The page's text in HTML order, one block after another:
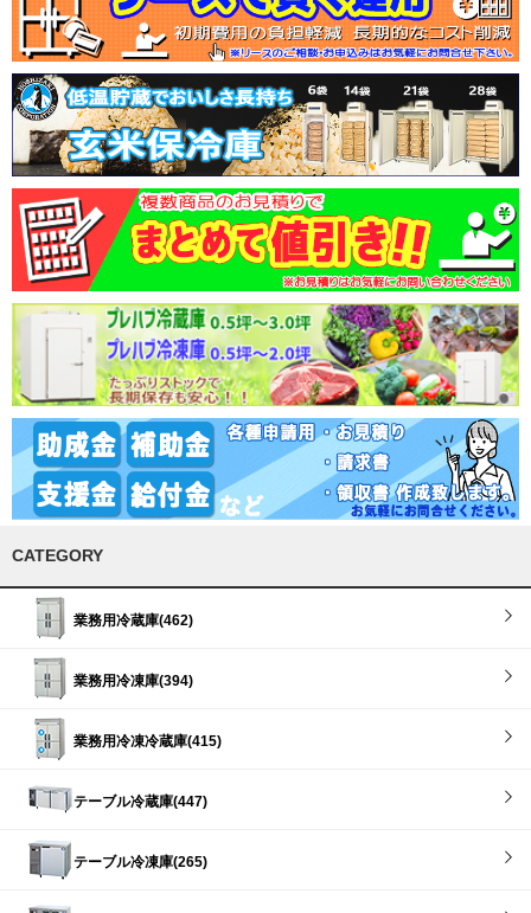
CATEGORY
業務用冷蔵庫(462)
業務用冷凍庫(394)
業務用冷凍冷蔵庫(415)
テーブル冷蔵庫(447)
テーブル冷凍庫(265)